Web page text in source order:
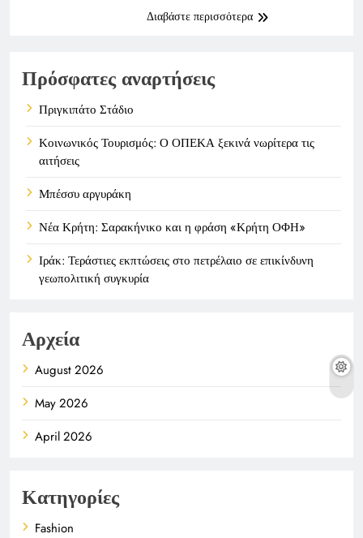
Διαβάστε περισσότερα
Πρόσφατες αναρτήσεις
Πριγκιπάτο Στάδιο
Κοινωνικός Τουρισμός: Ο ΟΠΕΚΑ ξεκινά νωρίτερα τις
αιτήσεις
Μπέσσυ αργυράκη
Νέα Κρήτη: Σαρακήνικο και η φράση «Κρήτη ΟΦΗ»
Ιράκ: Τεράστιες εκπτώσεις στο πετρέλαιο σε επικίνδυνη
γεωπολιτική συγκυρία
Αρχεία
August 2026
May 2026
April 2026
Κατηγορίες
Fashion